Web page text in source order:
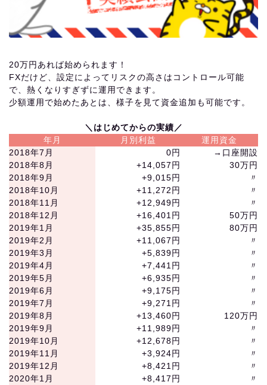
20万円あれば始められます！
FXだけど、設定によってリスクの高さはコントロール可能
で、熱くなりすぎずに運用できます。
少額運用で始めたあとは、様子を見て資金追加も可能です。
＼はじめてからの実績／
年月 月別利益
運用資金
2018年7月
0円
→口座開設
2018年8月
+14,057円
30万円
2018年9月
+9,015円
〃
2018年10月
+11,272円
〃
2018年11月
+12,949円
〃
2018年12月
+16,401円
50万円
2019年1月
+35,855円
80万円
2019年2月
+11,067円
〃
2019年3月
+5,839円
〃
2019年4月
+7,441円
〃
2019年5月
+6,935円
〃
2019年6月
+9,175円
〃
2019年7月
+9,271円
〃
2019年8月
+13,460円
120万円
2019年9月
+11,989円
〃
2019年10月
+12,678円
〃
2019年11月
+3,924円
〃
2019年12月
+8,421円
〃
2020年1月
+8,417円
〃